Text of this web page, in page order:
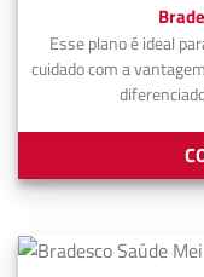
Esse plano é ideal
cuidado com a